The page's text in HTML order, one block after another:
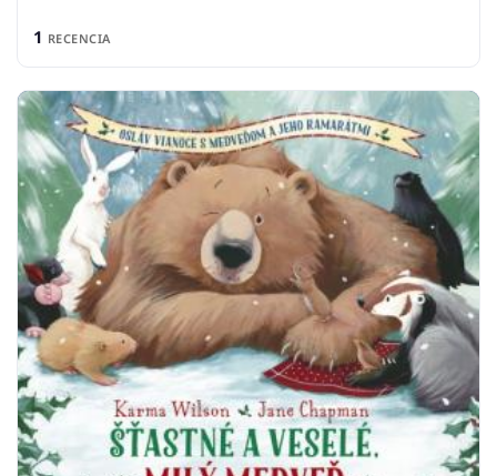
1 RECENCIA